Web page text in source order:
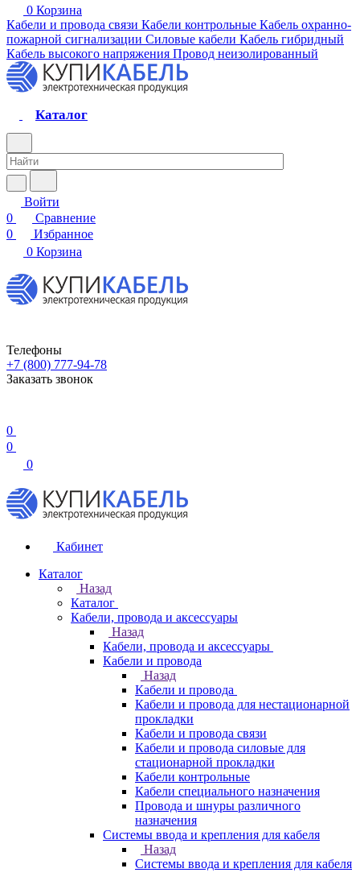
0 Корзина
Кабели и провода связи Кабели контрольные Кабель охранно-
пожарной сигнализации Силовые кабели Кабель гибридный
Кабель высокого напряжения Провод неизолированный
Каталог
Войти
0
Сравнение
0
Избранное
0 Корзина
Телефоны
+7 (800) 777-94-78
Заказать звонок
0
0
0
Кабинет
Каталог
Назад
Каталог
Кабели, провода и аксессуары
Назад
Кабели, провода и аксессуары
Кабели и провода
Назад
Кабели и провода
Кабели и провода для нестационарной
прокладки
Кабели и провода связи
Кабели и провода силовые для
стационарной прокладки
Кабели контрольные
Кабели специального назначения
Провода и шнуры различного
назначения
Системы ввода и крепления для кабеля
Назад
Системы ввода и крепления для кабеля